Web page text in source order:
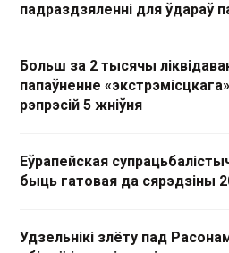
падраздзяленні для ўдараў
Больш за 2 тысячы
папаўненне «экстрэмісцкага»
рэпрэсій 5 жніўня
Еўрапейская
быць гатовая да сярэдзіны
Удзельнікі злёту пад